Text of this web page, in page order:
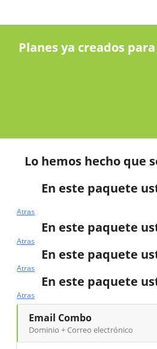
Planes ya creados
Lo hemos hecho que
En este paquete
Atras
En este paquete
Atras
En este paquete
Atras
En este paquete
Atras
Email Combo
Dominio + Correo electrónico